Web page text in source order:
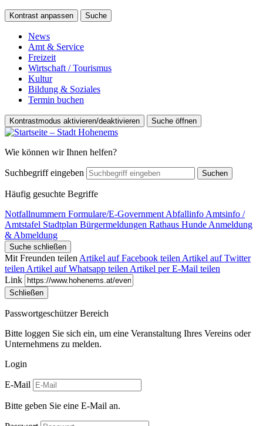
Kontrast anpassen Suche
News
Amt & Service
Freizeit
Wirtschaft / Tourismus
Kultur
Bildung & Soziales
Termin buchen
Kontrastmodus aktivieren/deaktivieren Suche öffnen
Wie können wir Ihnen helfen?
Suchbegriff eingeben Suchen
Häufig gesuchte Begriffe
Notfallnummern Formulare/E-Government Abfallinfo Amtsinfo /
Amtstafel Stadtplan Bürgermeldungen Rathaus Hunde Anmeldung
& Abmeldung
Suche schließen
Mit Freunden teilen Artikel auf Facebook teilen Artikel auf Twitter
teilen Artikel auf Whatsapp teilen Artikel per E-Mail teilen
Link
Schließen
Passwortgeschützer Bereich
Bitte loggen Sie sich ein, um eine Veranstaltung Ihres Vereins oder
Unternehmens zu melden.
Login
E-Mail
Bitte geben Sie eine E-Mail an.